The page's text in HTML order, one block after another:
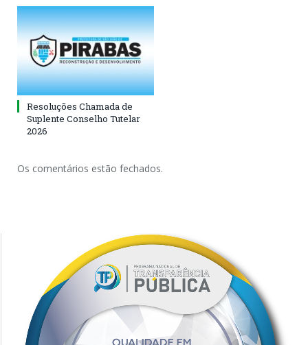
Resoluções Chamada de
Suplente Conselho Tutelar
2026
Os comentários estão fechados.